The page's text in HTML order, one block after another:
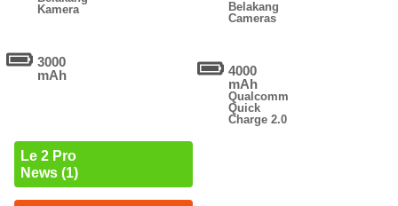
Kamera
3000
mAh
Le 2 Pro
News (1)
Belakang
Cameras
4000
mAh
Qualcomm
Quick
Charge 2.0